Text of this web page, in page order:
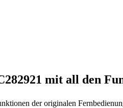
mit all den
der originalen